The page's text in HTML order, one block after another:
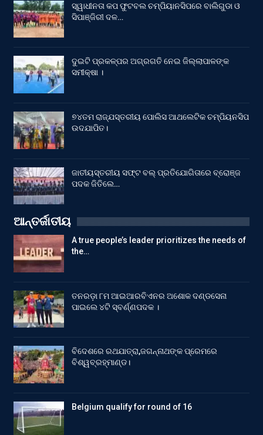
ସ୍ୱାଧୀନତା କପ ଫୁଟବଲ ଚମ୍ପିୟାନସିପରେ ବାଲିଗୁଡା ଓ
ସିପାଞ୍ଜିରୀ ଦଳ…
ଦୁଇଟି ପ୍ରକଳ୍ପର ଅଗ୍ରଗତି ନେଇ ଜିଲ୍ଲାପାଳଙ୍କ
ସମୀକ୍ଷା ।
୭୪ତମ ରାଜ୍ଯସ୍ତରୀୟ ପୋଲିସ ଆଥଲେଟିକ ଚମ୍ପିୟନସିପ
ଉଦଯାପିତ।
ଜାତୀୟସ୍ତରୀୟ ସଫ୍ଟ ବଲ୍ ପ୍ରତିଯୋଗିତାରେ ବ୍ରୋଞ୍ଜ
ପଦକ ଜିତିଲେ…
ଆନ୍ତର୍ଜାତୀୟ
A true people’s leader prioritizes the needs of
the…
ତନରଡ଼ା ୮ମ ଆଇଆରବିଏନର ଅଶୋକ ଦଣ୍ଡସେନା
ପାଇଲେ ୪ଟି ସ୍ବର୍ଣ୍ଣପଦକ ।
ବିଦେଶରେ ରଥଯାତ୍ରା,ଜଗନ୍ନାଥଙ୍କ ପ୍ରେମରେ
ବିଶ୍ୱବ୍ରହ୍ମାଣ୍ଡ।
Belgium qualify for round of 16